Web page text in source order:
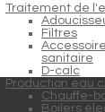
Traitement de
Filtres
sanitaire
D-calc
Production eau
Chauffe-
Boilers